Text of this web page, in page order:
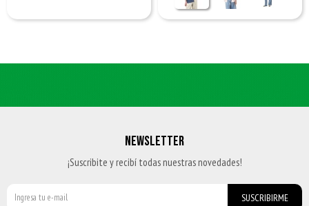
NEWSLETTER
¡Suscribite y recibí todas nuestras novedades!
SUSCRIBIRME